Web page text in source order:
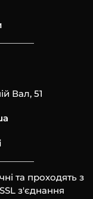
Вал, 51
та проходять з
з'єднання